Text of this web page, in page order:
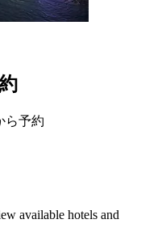
ら予約
available hotels and